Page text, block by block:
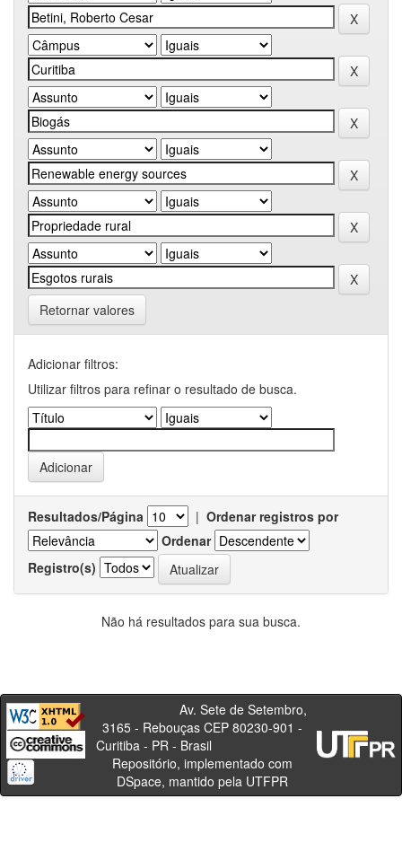
Retornar valores
Adicionar filtros:
Utilizar filtros para refinar o resultado de busca.
Resultados/Página | Ordenar registros por
Ordenar
Registro(s)
Não há resultados para sua busca.
Av. Sete de Setembro,
3165 - Rebouças CEP 80230-901 -
Curitiba - PR - Brasil
Repositório, implementado com
DSpace, mantido pela UTFPR